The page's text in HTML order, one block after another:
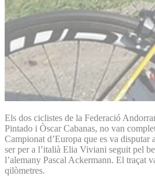
Els dos ciclistes de la Federació
Pintado i Òscar Cabanas, no van
Campionat d’Europa que es va
ser per a l’italià Elia Viviani seguit pel
l’alemany Pascal Ackermann. El traçat
qilòmetres.